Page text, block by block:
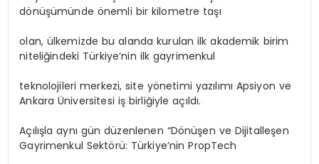
dönüşümünde önemli bir kilometre taşı
olan, ülkemizde bu alanda kurulan ilk akademik birim
niteliğindeki Türkiye’nin ilk gayrimenkul
teknolojileri merkezi, site yönetimi yazılımı Apsiyon ve
Ankara Üniversitesi iş birliğiyle açıldı.
Açılışla aynı gün düzenlenen “Dönüşen ve Dijitalleşen
Gayrimenkul Sektörü: Türkiye’nin PropTech